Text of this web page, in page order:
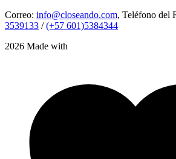
Correo: info@closeando.com, Teléfono del
3539133 /(+57 601)5384344
2026 Made with